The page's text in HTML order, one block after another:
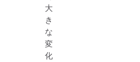
大
き
な
変
化